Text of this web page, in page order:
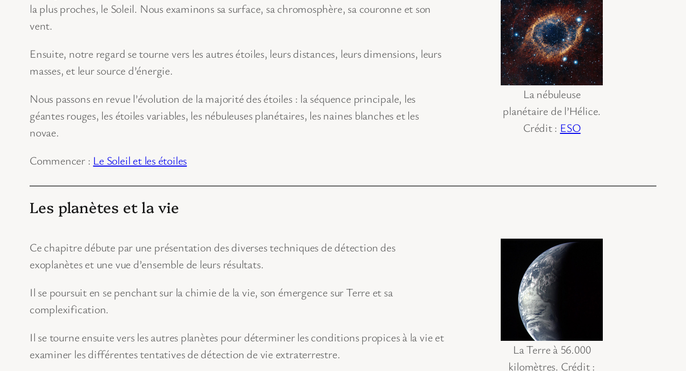
la plus proches, le Soleil. Nous examinons sa surface, sa chromosphère, sa couronne et son
vent.
Ensuite, notre regard se tourne vers les autres étoiles, leurs distances, leurs dimensions, leurs
masses, et leur source d’énergie.
Nous passons en revue l’évolution de la majorité des étoiles : la séquence principale, les
géantes rouges, les étoiles variables, les nébuleuses planétaires, les naines blanches et les
novae.
Commencer : Le Soleil et les étoiles
La nébuleuse
planétaire de l’Hélice.
Crédit : ESO
Les planètes et la vie
Ce chapitre débute par une présentation des diverses techniques de détection des
exoplanètes et une vue d’ensemble de leurs résultats.
Il se poursuit en se penchant sur la chimie de la vie, son émergence sur Terre et sa
complexification.
Il se tourne ensuite vers les autres planètes pour déterminer les conditions propices à la vie et
examiner les différentes tentatives de détection de vie extraterrestre.
La Terre à 56.000
kilomètres. Crédit :